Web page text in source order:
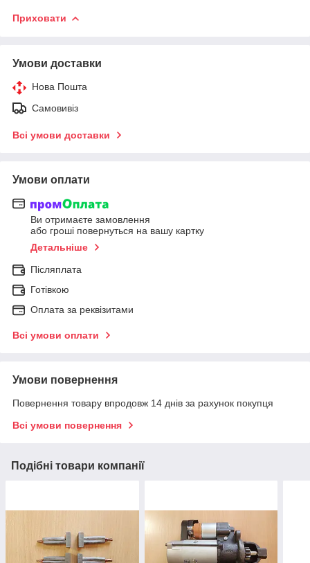
Приховати
Умови доставки
Нова Пошта
Самовивіз
Всі умови доставки
Умови оплати
Ви отримаєте замовлення
або гроші повернуться на вашу картку
Детальніше
Післяплата
Готівкою
Оплата за реквізитами
Всі умови оплати
Умови повернення
Повернення товару впродовж 14 днів за рахунок покупця
Всі умови повернення
Подібні товари компанії